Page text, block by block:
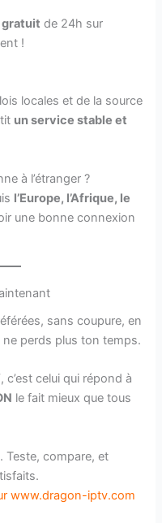
gratuit de 24h sur
!
locales et de la source
un service stable et
à l’étranger ?
l’Europe, l’Afrique, le
une bonne connexion
sans coupure, en
ne perds plus ton temps.
, c’est celui qui répond à
le fait mieux que tous
Teste, compare, et
www.dragon-iptv.com